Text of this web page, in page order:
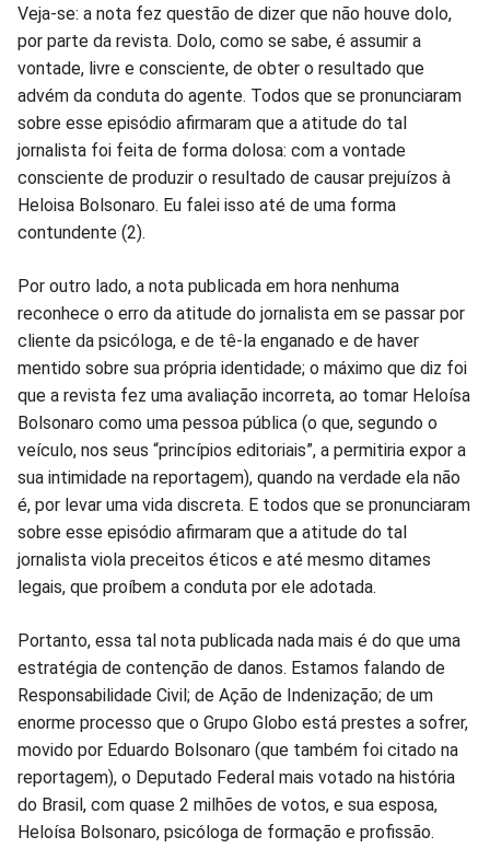
Veja-se: a nota fez questão de dizer que não houve dolo,
por parte da revista. Dolo, como se sabe, é assumir a
vontade, livre e consciente, de obter o resultado que
advém da conduta do agente. Todos que se pronunciaram
sobre esse episódio afirmaram que a atitude do tal
jornalista foi feita de forma dolosa: com a vontade
consciente de produzir o resultado de causar prejuízos à
Heloisa Bolsonaro. Eu falei isso até de uma forma
contundente (2).
Por outro lado, a nota publicada em hora nenhuma
reconhece o erro da atitude do jornalista em se passar por
cliente da psicóloga, e de tê-la enganado e de haver
mentido sobre sua própria identidade; o máximo que diz foi
que a revista fez uma avaliação incorreta, ao tomar Heloísa
Bolsonaro como uma pessoa pública (o que, segundo o
veículo, nos seus “princípios editoriais”, a permitiria expor a
sua intimidade na reportagem), quando na verdade ela não
é, por levar uma vida discreta. E todos que se pronunciaram
sobre esse episódio afirmaram que a atitude do tal
jornalista viola preceitos éticos e até mesmo ditames
legais, que proíbem a conduta por ele adotada.
Portanto, essa tal nota publicada nada mais é do que uma
estratégia de contenção de danos. Estamos falando de
Responsabilidade Civil; de Ação de Indenização; de um
enorme processo que o Grupo Globo está prestes a sofrer,
movido por Eduardo Bolsonaro (que também foi citado na
reportagem), o Deputado Federal mais votado na história
do Brasil, com quase 2 milhões de votos, e sua esposa,
Heloísa Bolsonaro, psicóloga de formação e profissão.